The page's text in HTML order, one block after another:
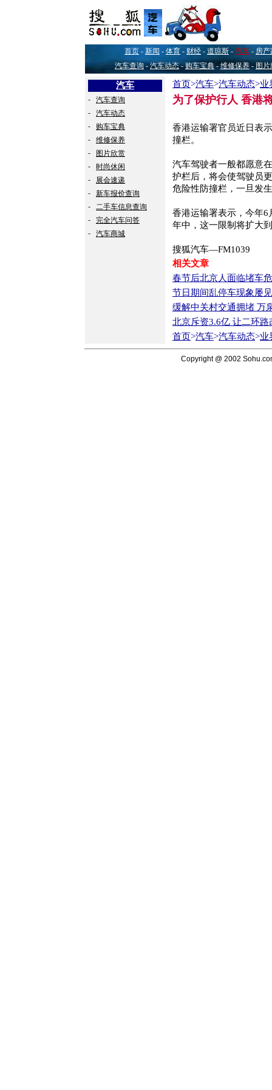
首页 - 新闻 - 体育 - 财经 - 道琼斯 - 汽车 - 房产
汽车查询 - 汽车动态 - 购车宝典 - 维修保养 - 图
汽车
-
汽车查询
-
汽车动态
-
购车宝典
-
维修保养
-
图片欣赏
-
时尚休闲
-
展会速递
-
新车报价查询
-
二手车信息查询
-
完全汽车问答
-
汽车商城
首页>汽车>汽车动态>业
为了保护行人 香港
香港运输署官员近日表
撞栏。
汽车驾驶者一般都愿意
护栏后，将会使驾驶员
危险性防撞栏，一旦发
香港运输署表示，今年
年中，这一限制将扩大
搜狐汽车—FM1039
相关文章
春节后北京人面临堵车
节日期间乱停车现象屡
缓解中关村交通拥堵 万
北京斥资3.6亿 让二环路
首页>汽车>汽车动态>业
Copyright @ 2002